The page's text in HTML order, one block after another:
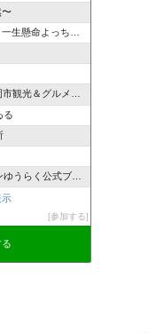
〜
よっちんブログ
＆グルメブログ
る
らく公式ブログ）
参加する